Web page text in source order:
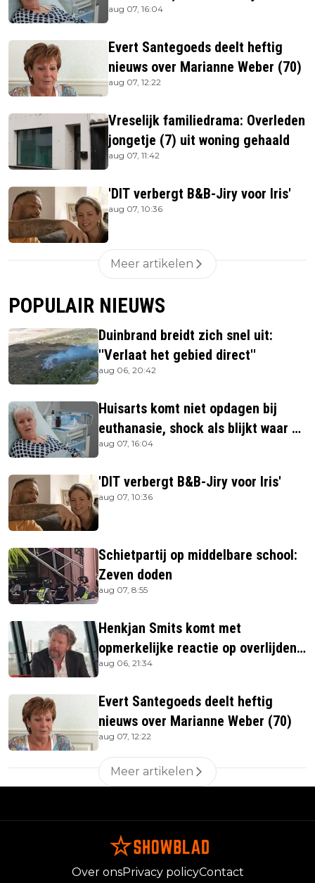
ze is
aug 07, 16:04
Evert Santegoeds deelt heftig
nieuws over Marianne Weber (70)
aug 07, 12:22
Vreselijk familiedrama: Overleden
jongetje (7) uit woning gehaald
aug 07, 11:42
'DIT verbergt B&B-Jiry voor Iris'
aug 07, 10:36
Meer artikelen
POPULAIR NIEUWS
Duinbrand breidt zich snel uit:
''Verlaat het gebied direct''
aug 06, 20:42
Huisarts komt niet opdagen bij
euthanasie, shock als blijkt waar ze
is
aug 07, 16:04
'DIT verbergt B&B-Jiry voor Iris'
aug 07, 10:36
Schietpartij op middelbare school:
Zeven doden
aug 07, 8:55
Henkjan Smits komt met
opmerkelijke reactie op overlijden
Jerney Kaagman
aug 06, 21:34
Evert Santegoeds deelt heftig
nieuws over Marianne Weber (70)
aug 07, 12:22
Meer artikelen
Over onsPrivacy policyContact